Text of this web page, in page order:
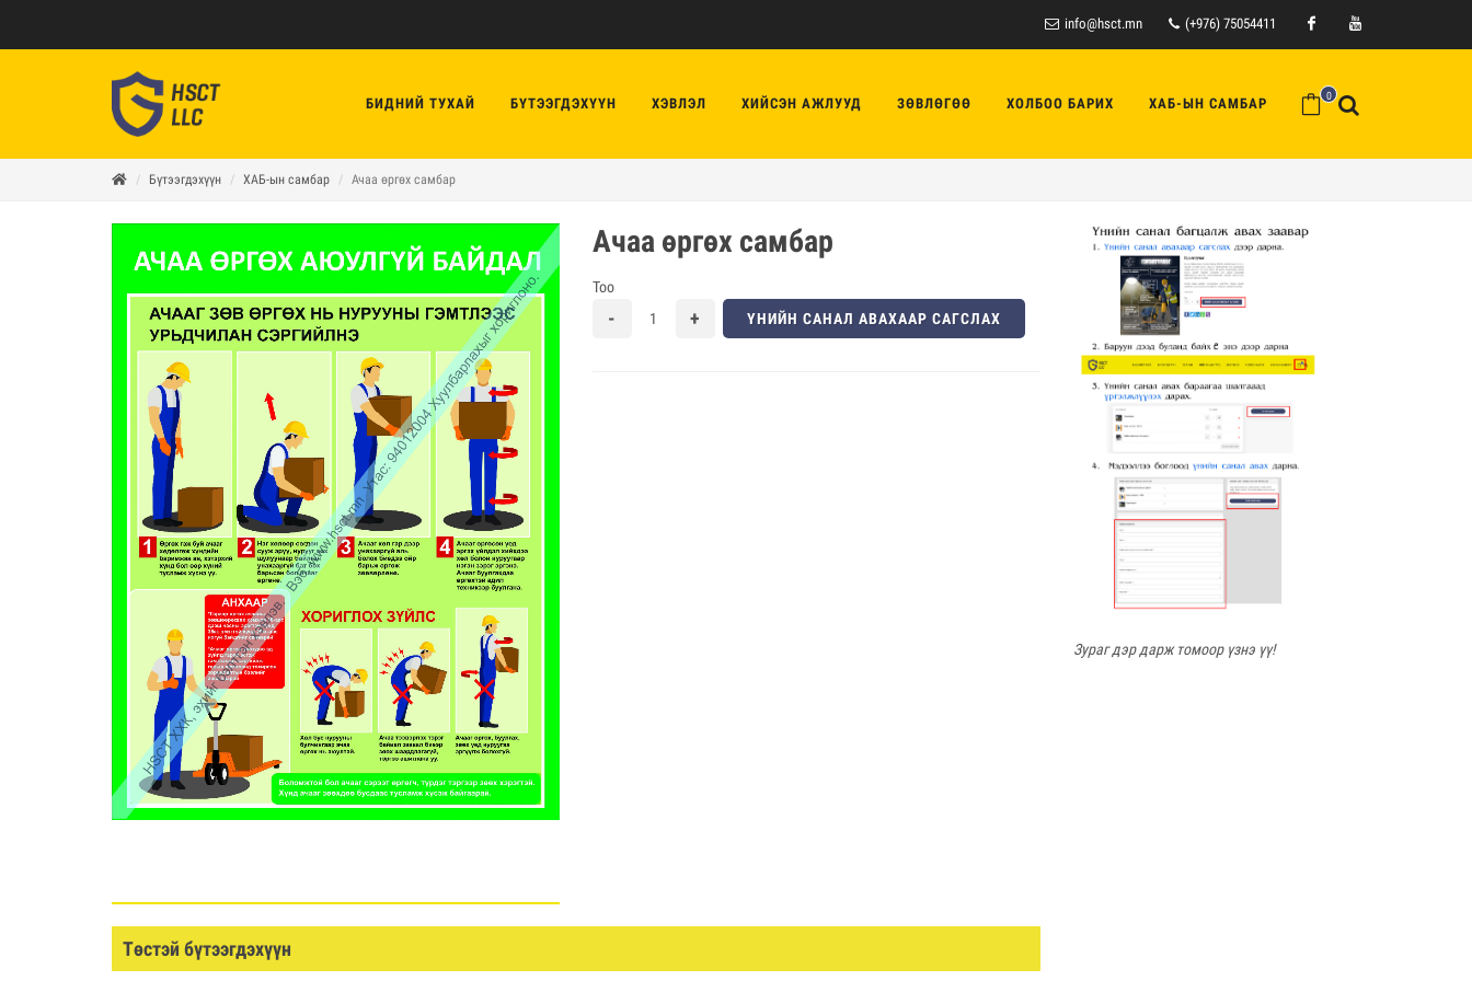
info@hsct.mn (+976) 75054411
БИДНИЙ ТУХАЙ БҮТЭЭГДЭХҮҮН ХЭВЛЭЛ ХИЙСЭН АЖЛУУД ЗӨВЛӨГӨӨ ХОЛБОО БАРИХ ХАБ-ЫН САМБАР 0
Бүтээгдэхүүн ХАБ-ын самбар Ачаа өргөх самбар
Ачаа өргөх самбар
Тоо
ҮНИЙН САНАЛ АВАХААР САГСЛАХ
Төстэй бүтээгдэхүүн
Зураг дэр дарж томоор үзнэ үү!